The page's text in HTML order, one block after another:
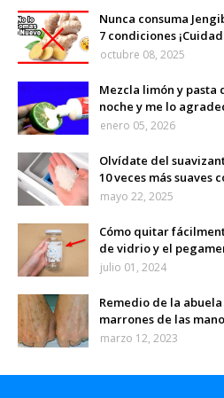
Nunca consuma
7 condiciones
octubre 08, 2025
Mezcla limón y pasta
noche y me lo
enero 05, 2026
Olvídate del
10 veces más suaves
mayo 22, 2025
Cómo quitar
de vidrio y el
julio 01, 2024
Remedio de la
marrones de las
marzo 12, 2023